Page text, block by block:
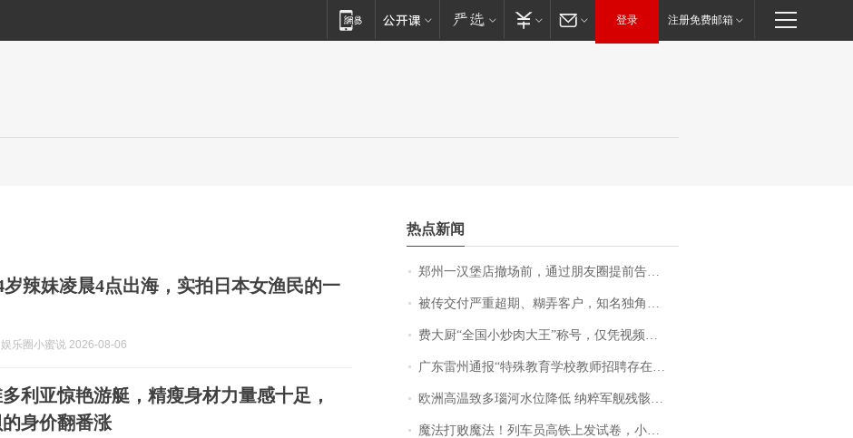
登录 注册免费邮箱
岁辣妹凌晨4点出海，实拍日本女渔民的一
娱乐圈小蜜说 2026-08-06
利亚惊艳游艇，精瘦身材力量感十足，
身价翻番涨
热点新闻
郑州一汉堡店撤场前，通过朋友圈提前告知逐一退费，有顾客仅剩1元也全被退回，分文不少；顾客：言而有信，让人感动
被传交付严重超期、糊弄客户，知名独角兽车企创始人回应：都没证据，将依法采取措施，“本人长期与美国交管局保持沟通，对方表示肯定”
费大厨“全国小炒肉大王”称号，仅凭视频评出？中国烹饪协会回应
广东雷州通报“特殊教育学校教师招聘存在违规行为”：已启动问责程序 副校长被停职
欧洲高温致多瑙河水位降低 纳粹军舰残骸重见天日
魔法打败魔法！列车员高铁上发试卷，小朋友一秒静音，12306回应：列车员个人行为，不是铁路规定